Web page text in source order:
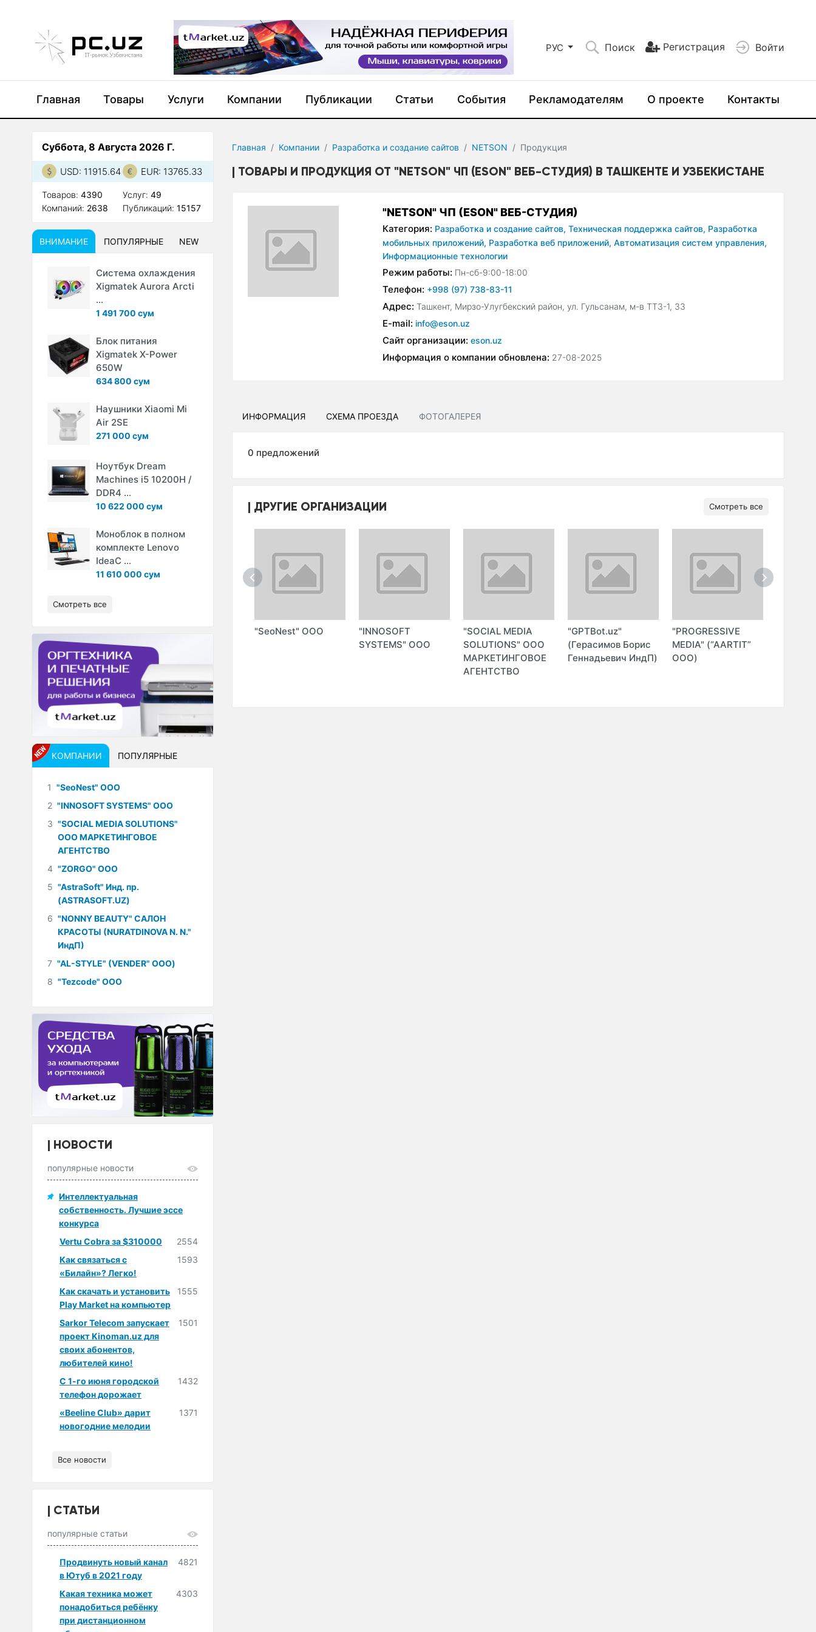
РУС Поиск Регистрация Войти
Главная Товары Услуги Компании Публикации Статьи События Рекламодателям О проекте Контакты
Главная Компании Разработка и создание сайтов NETSON Продукция
ТОВАРЫ И ПРОДУКЦИЯ ОТ "NETSON" ЧП (ESON" ВЕБ-СТУДИЯ) В ТАШКЕНТЕ И УЗБЕКИСТАНЕ
"NETSON" ЧП (ESON" ВЕБ-СТУДИЯ)
Категория: Разработка и создание сайтов, Техническая поддержка сайтов, Разработка
мобильных приложений, Разработка веб приложений, Автоматизация систем управления,
Информационные технологии
Режим работы: Пн-сб-9:00-18:00
Телефон: +998 (97) 738-83-11
Адрес: Ташкент, Мирзо-Улугбекский район, ул. Гульсанам, м-в ТТЗ-1, 33
E-mail: info@eson.uz
Сайт организации: eson.uz
Информация о компании обновлена: 27-08-2025
ИНФОРМАЦИЯ СХЕМА ПРОЕЗДА ФОТОГАЛЕРЕЯ
0 предложений
ДРУГИЕ ОРГАНИЗАЦИИ Смотреть все
"CELION" (XAVFSIZ
TARMOQ" ООО)
(PROTOUCH UZ"
ООО)
"SeoNest" ООО
"INNOSOFT
SYSTEMS" ООО
"SOCIAL MEDIA
SOLUTIONS" ООО
МАРКЕТИНГОВОЕ
АГЕНТСТВО
"GPTBot.uz"
(Герасимов Борис
Геннадьевич ИндП)
"PROGRESSIVE
MEDIA" (“AARTIT”
ООО)
Суббота, 8 Августа 2026 Г.
USD: 11915.64 EUR: 13765.33
Товаров: 4390
Компаний: 2638
Услуг:49
Публикаций:15157
ВНИМАНИЕ ПОПУЛЯРНЫЕ NEW
Система охлаждения
Xigmatek Aurora Arcti
...
1 491 700 сум
Блок питания
Xigmatek X-Power
650W
634 800 сум
Наушники Xiaomi Mi
Air 2SE
271 000 сум
Ноутбук Dream
Machines i5 10200H /
DDR4 ...
10 622 000 сум
Моноблок в полном
комплекте Lenovo
IdeaC ...
11 610 000 сум
Смотреть все
КОМПАНИИ ПОПУЛЯРНЫЕ
1 "SeoNest" ООО
2 "INNOSOFT SYSTEMS" ООО
3 "SOCIAL MEDIA SOLUTIONS"
ООО МАРКЕТИНГОВОЕ
АГЕНТСТВО
4 "ZORGO" ООО
5 "AstraSoft" Инд. пр.
(ASTRASOFT.UZ)
6 "NONNY BEAUTY" САЛОН
КРАСОТЫ (NURATDINOVA N. N."
ИндП)
7 "AL-STYLE" (VENDER" ООО)
8 "Tezcode" ООО
НОВОСТИ
популярные новости
Интеллектуальная
собственность. Лучшие эссе
конкурса
Vertu Cobra за $310000
2554
Как связаться с
«Билайн»? Легко!
1593
Как скачать и установить
Play Market на компьютер
1555
Sarkor Telecom запускает
проект Kinoman.uz для
своих абонентов,
любителей кино!
1501
С 1-го июня городской
телефон дорожает
1432
«Beeline Club» дарит
новогодние мелодии
1371
Все новости
СТАТЬИ
популярные статьи
Продвинуть новый канал
в Ютуб в 2021 году
4821
Какая техника может
понадобиться ребёнку
при дистанционном
4303